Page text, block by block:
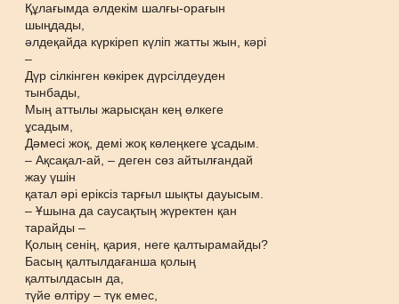
Құлағымда әлдекім шалғы-орағын
шыңдады,
әлдеқайда күркіреп күліп жатты жын, кәрі
–
Дүр сілкінген көкірек дүрсілдеуден
тынбады,
Мың аттылы жарысқан кең өлкеге
ұсадым,
Дәмесі жоқ, демі жоқ көлеңкеге ұсадым.
– Ақсақал-ай, – деген сөз айтылғандай
жау үшін
қатал әрі еріксіз тарғыл шықты дауысым.
– Ұшына да саусақтың жүректен қан
тарайды –
Қолың сенің, қария, неге қалтырамайды?
Басың қалтылдағанша қолың
қалтылдасын да,
түйе өлтіру – түк емес,